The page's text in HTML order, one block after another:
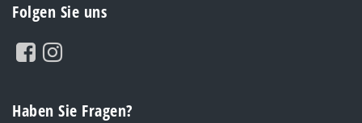
Folgen Sie uns
Haben Sie Fragen?